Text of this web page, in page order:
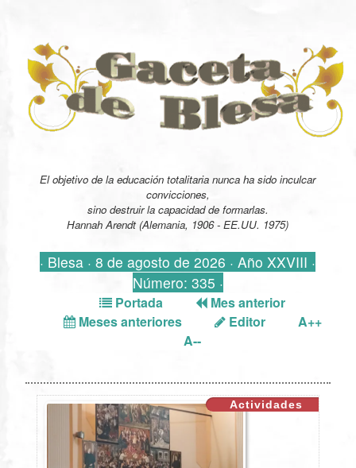
El objetivo de la educación totalitaria nunca ha sido inculcar
convicciones,
sino destruir la capacidad de formarlas.
Hannah Arendt (Alemania, 1906 - EE.UU. 1975)
· Blesa · 8 de agosto de 2026 · Año XXVIII ·
Número: 335 ·
Portada
Mes anterior
Meses anteriores
Editor
A++
A--
Actividades